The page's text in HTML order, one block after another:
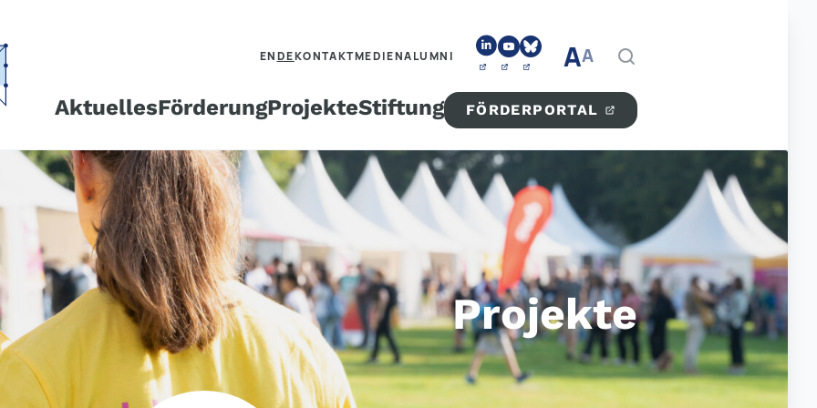
ENDEKONTAKTMEDIENALUMNI AA
AktuellesFörderungProjekteStiftung FÖRDERPORTAL
Projekte